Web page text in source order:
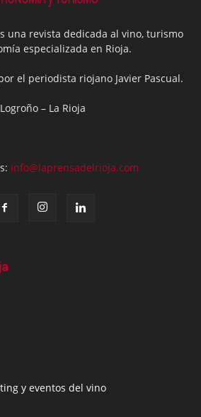
una revista dedicada al vino, turismo
especializada en Rioja.
el periodista riojano Javier Pascual.
Logroño – La Rioja
info@laprensadelrioja.com
y eventos del vino